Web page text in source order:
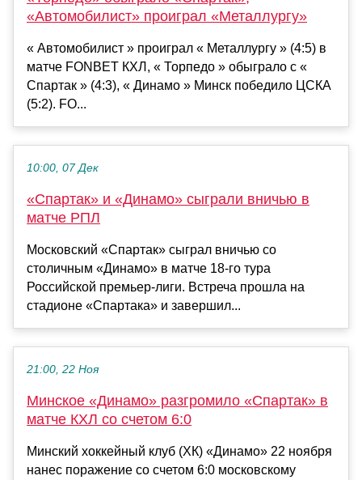
«Автомобилист» проиграл «Металлургу»
« Автомобилист » проиграл « Металлургу » (4:5) в
матче FONBET КХЛ, « Торпедо » обыграло с «
Спартак » (4:3), « Динамо » Минск победило ЦСКА
(5:2). FO...
10:00, 07 Дек
«Спартак» и «Динамо» сыграли вничью в
матче РПЛ
Московский «Спартак» сыграл вничью со
столичным «Динамо» в матче 18-го тура
Российской премьер-лиги. Встреча прошла на
стадионе «Спартака» и завершил...
21:00, 22 Ноя
Минское «Динамо» разгромило «Спартак» в
матче КХЛ со счетом 6:0
Минский хоккейный клуб (ХК) «Динамо» 22 ноября
нанес поражение со счетом 6:0 московскому